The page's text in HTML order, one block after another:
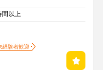
間以上
経験者歓迎